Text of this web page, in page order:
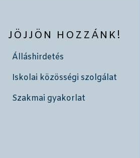
JÖJJÖN HOZZÁNK!
Álláshirdetés
Iskolai közösségi szolgálat
Szakmai gyakorlat